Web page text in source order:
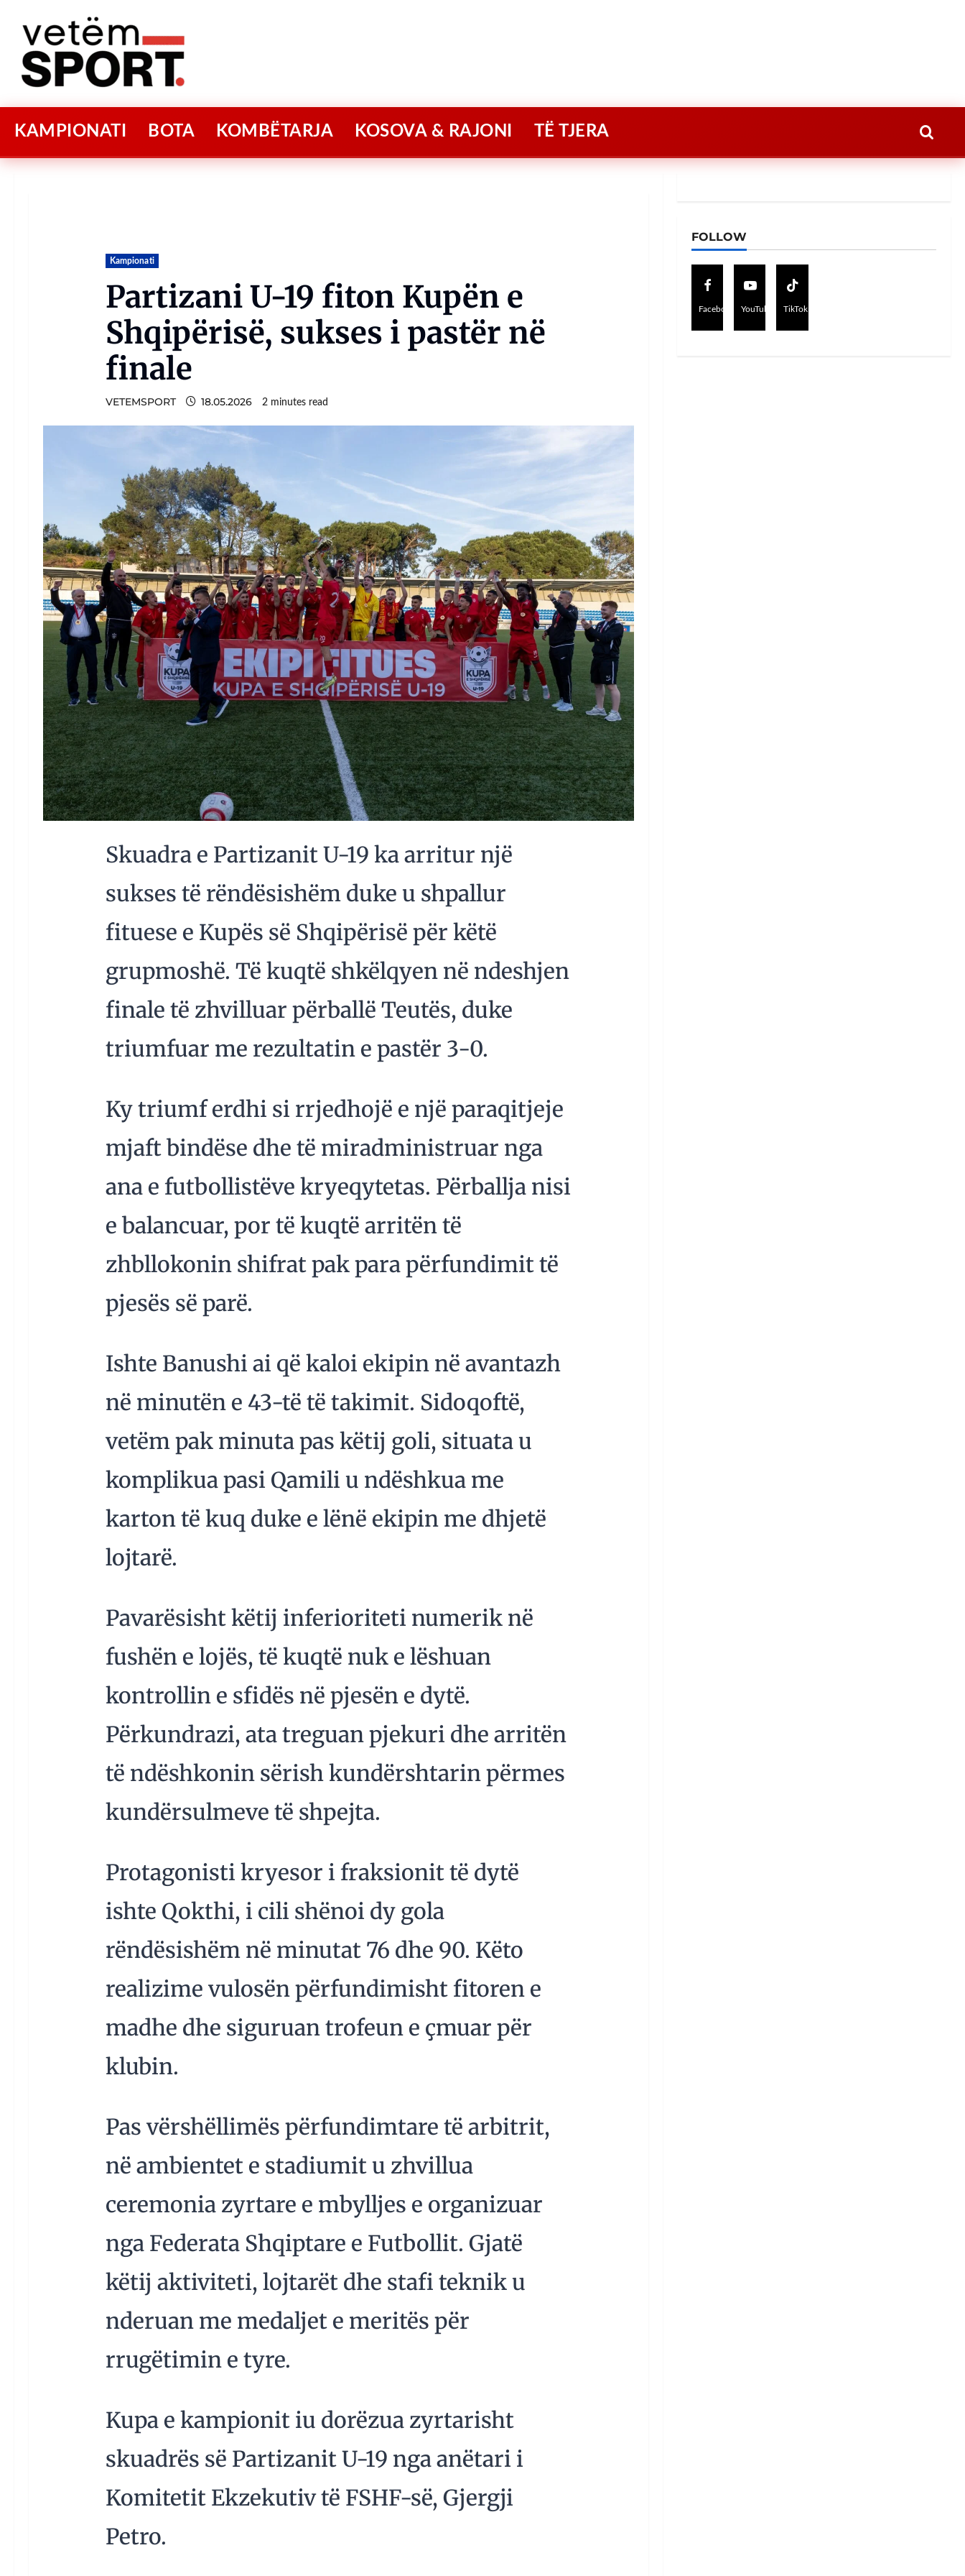
KAMPIONATI BOTA KOMBËTARJA KOSOVA & RAJONI TË TJERA
Kampionati
Partizani U-19 fiton Kupën e
Shqipërisë, sukses i pastër në
finale
VETEMSPORT 18.05.2026 2 minutes read
Skuadra e Partizanit U-19 ka arritur një
sukses të rëndësishëm duke u shpallur
fituese e Kupës së Shqipërisë për këtë
grupmoshë. Të kuqtë shkëlqyen në ndeshjen
finale të zhvilluar përballë Teutës, duke
triumfuar me rezultatin e pastër 3-0.
Ky triumf erdhi si rrjedhojë e një paraqitjeje
mjaft bindëse dhe të miradministruar nga
ana e futbollistëve kryeqytetas. Përballja nisi
e balancuar, por të kuqtë arritën të
zhbllokonin shifrat pak para përfundimit të
pjesës së parë.
Ishte Banushi ai që kaloi ekipin në avantazh
në minutën e 43-të të takimit. Sidoqoftë,
vetëm pak minuta pas këtij goli, situata u
komplikua pasi Qamili u ndëshkua me
karton të kuq duke e lënë ekipin me dhjetë
lojtarë.
Pavarësisht këtij inferioriteti numerik në
fushën e lojës, të kuqtë nuk e lëshuan
kontrollin e sfidës në pjesën e dytë.
Përkundrazi, ata treguan pjekuri dhe arritën
të ndëshkonin sërish kundërshtarin përmes
kundërsulmeve të shpejta.
Protagonisti kryesor i fraksionit të dytë
ishte Qokthi, i cili shënoi dy gola
rëndësishëm në minutat 76 dhe 90. Këto
realizime vulosën përfundimisht fitoren e
madhe dhe siguruan trofeun e çmuar për
klubin.
Pas vërshëllimës përfundimtare të arbitrit,
në ambientet e stadiumit u zhvillua
ceremonia zyrtare e mbylljes e organizuar
nga Federata Shqiptare e Futbollit. Gjatë
këtij aktiviteti, lojtarët dhe stafi teknik u
nderuan me medaljet e meritës për
rrugëtimin e tyre.
Kupa e kampionit iu dorëzua zyrtarisht
skuadrës së Partizanit U-19 nga anëtari i
Komitetit Ekzekutiv të FSHF-së, Gjergji
Petro.
FOLLOW
Facebook YouTube TikTok